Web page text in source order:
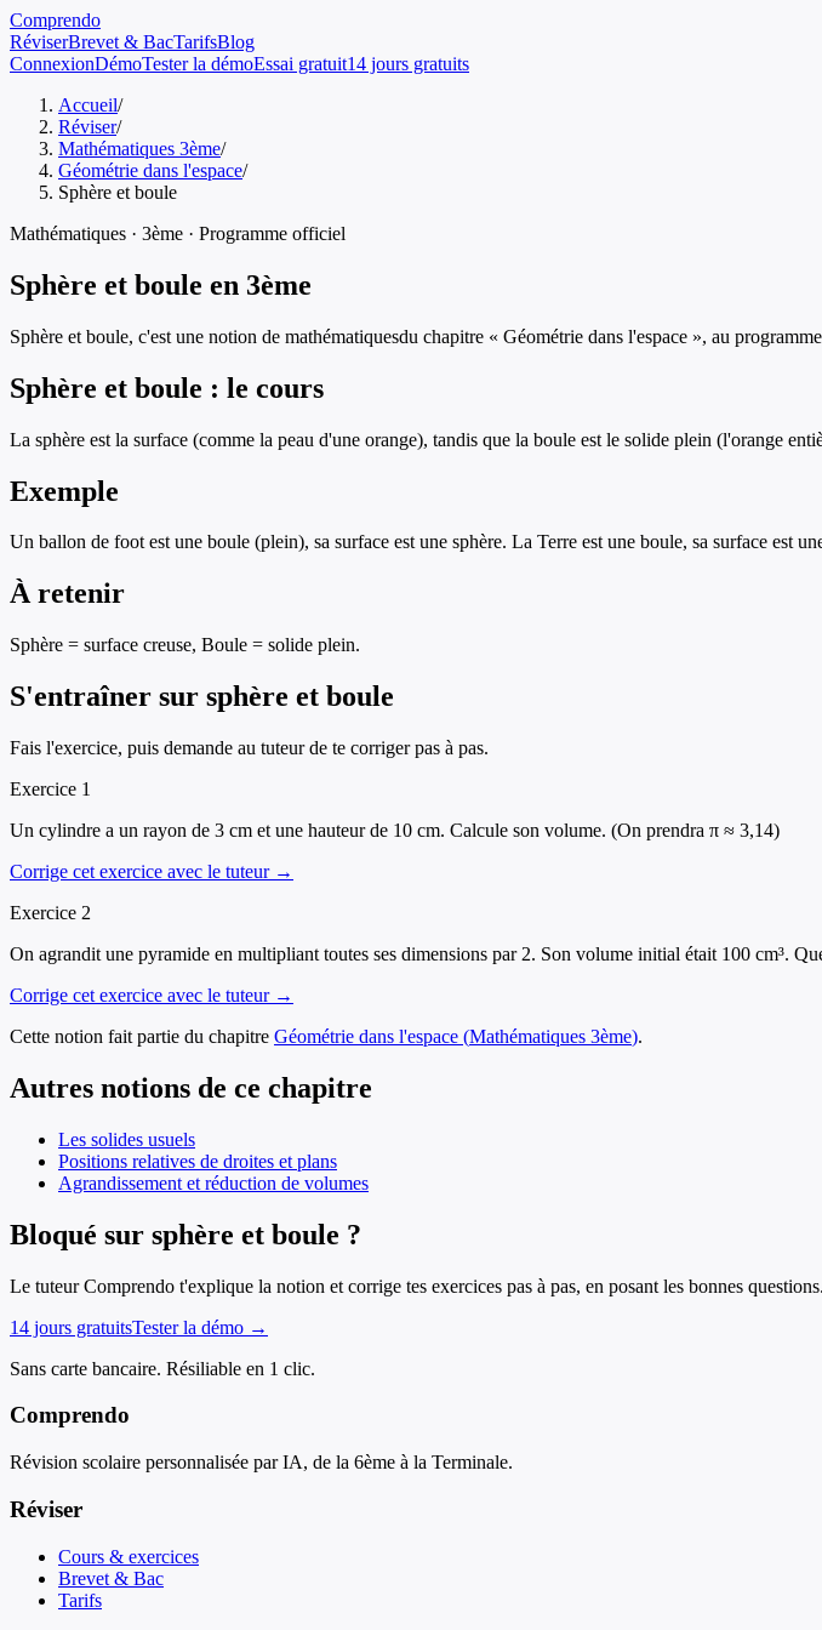
Comprendo
RéviserBrevet & BacTarifsBlog
ConnexionDémoTester la démoEssai gratuit14 jours gratuits
Accueil/
Réviser/
Mathématiques 3ème/
Géométrie dans l'espace/
Sphère et boule
Mathématiques · 3ème · Programme officiel
Sphère et boule en 3ème
Sphère et boule, c'est une notion de mathématiquesdu chapitre « Géométrie dans l'espace », au
Sphère et boule : le cours
La sphère est la surface (comme la peau d'une orange), tandis que la boule est le solide plein (l'orange
Exemple
Un ballon de foot est une boule (plein), sa surface est une sphère. La Terre est une boule, sa surface est
À retenir
Sphère = surface creuse, Boule = solide plein.
S'entraîner sur sphère et boule
Fais l'exercice, puis demande au tuteur de te corriger pas à pas.
Exercice 1
Un cylindre a un rayon de 3 cm et une hauteur de 10 cm. Calcule son volume. (On prendra π ≈ 3,14)
Corrige cet exercice avec le tuteur →
Exercice 2
On agrandit une pyramide en multipliant toutes ses dimensions par 2. Son volume initial était 100 cm³.
Corrige cet exercice avec le tuteur →
Cette notion fait partie du chapitre Géométrie dans l'espace (Mathématiques 3ème).
Autres notions de ce chapitre
Les solides usuels
Positions relatives de droites et plans
Agrandissement et réduction de volumes
Bloqué sur sphère et boule ?
Le tuteur Comprendo t'explique la notion et corrige tes exercices pas à pas, en posant les bonnes questions.
14 jours gratuitsTester la démo →
Sans carte bancaire. Résiliable en 1 clic.
Comprendo
Révision scolaire personnalisée par IA, de la 6ème à la Terminale.
Réviser
Cours & exercices
Brevet & Bac
Tarifs